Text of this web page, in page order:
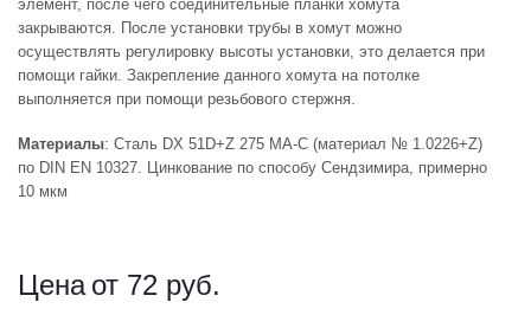
элемент, после чего соединительные планки хомута
закрываются. После установки трубы в хомут можно
осуществлять регулировку высоты установки, это делается при
помощи гайки. Закрепление данного хомута на потолке
выполняется при помощи резьбового стержня.
Материалы: Сталь DX 51D+Z 275 MA-C (материал № 1.0226+Z)
по DIN EN 10327. Цинкование по способу Сендзимира, примерно
10 мкм
Цена от 72 руб.